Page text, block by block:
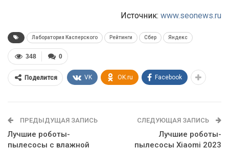
Источник: www.seonews.ru
Лаборатория Касперского Рейтинги Сбер Яндекс
0
348
Поделится VK OK.ru Facebook
ПРЕДЫДУЩАЯ ЗАПИСЬ
Лучшие роботы-
пылесосы с влажной
СЛЕДУЮЩАЯ ЗАПИСЬ
Лучшие роботы-
пылесосы Xiaomi 2023